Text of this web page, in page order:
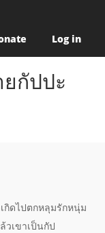
Log in
กัปปะ
กิดไปตกหลุมรักหนุ่ม
วเขาเป็นกัป